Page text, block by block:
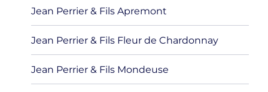
Jean Perrier & Fils Apremont
Jean Perrier & Fils Fleur de Chardonnay
Jean Perrier & Fils Mondeuse